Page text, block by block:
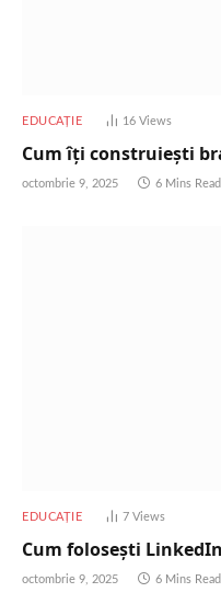
EDUCAȚIE 16Views
Cum îți construiești
octombrie 9, 2025 6 Mins Read
EDUCAȚIE 7Views
Cum folosești
octombrie 9, 2025 6 Mins Read